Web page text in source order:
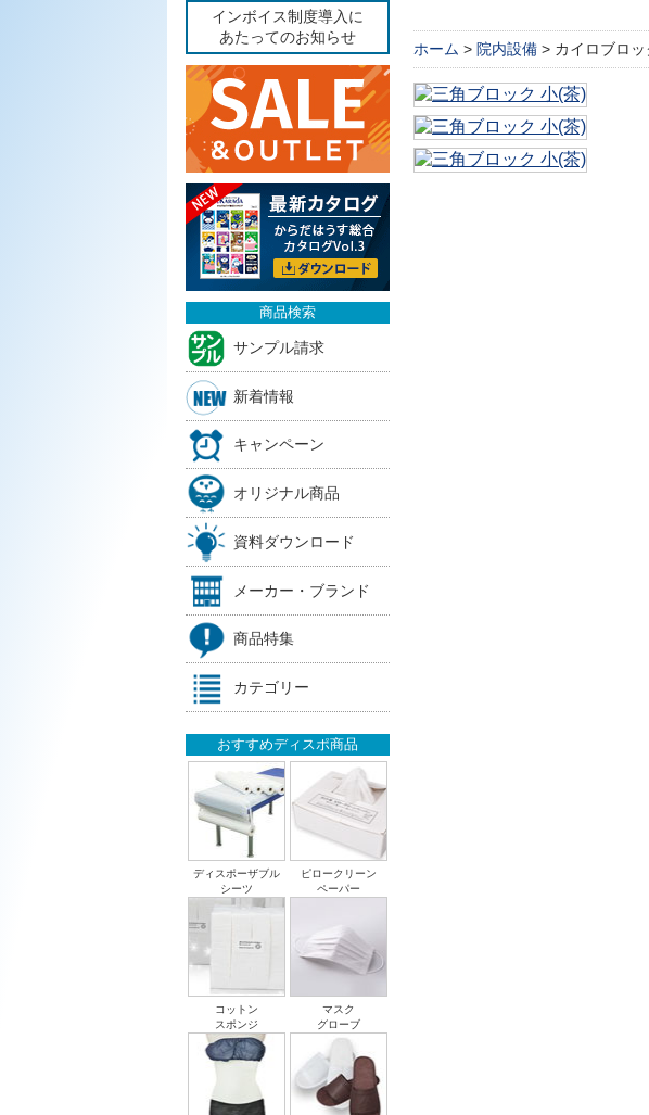
インボイス制度導入に
あたってのお知らせ
商品検索
サンプル請求
新着情報
キャンペーン
オリジナル商品
資料ダウンロード
メーカー・ブランド
商品特集
カテゴリー
おすすめディスポ商品
ディスポーザブル
シーツ
ピロークリーン
ペーパー
コットン
スポンジ
マスク
グローブ
ホーム > 院内設備 > カイロブロ